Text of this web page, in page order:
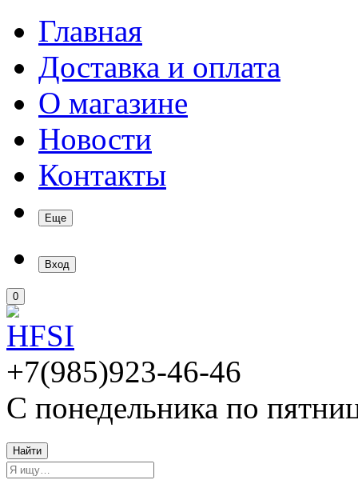
Главная
Доставка и оплата
О магазине
Новости
Контакты
Еще
Вход
0
+7(985)923-46-46
С понедельника по
Найти